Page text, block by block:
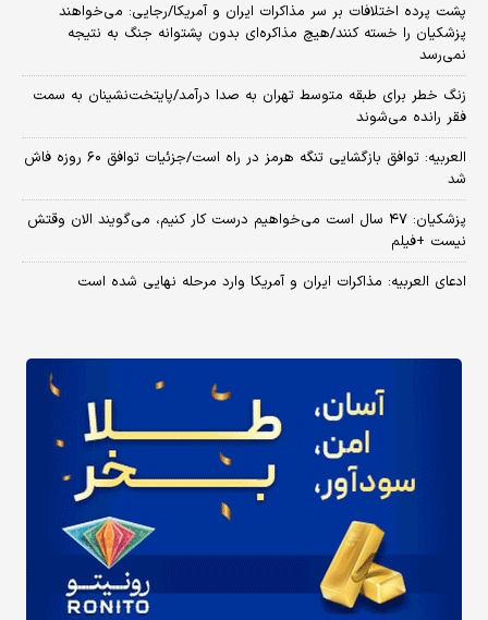
پشت پرده اختلافات بر سر مذاکرات ایران و آمریکا/رجایی: می‌خواهند
پزشکیان را خسته کنند/هیچ مذاکره‌ای بدون پشتوانه جنگ به نتیجه
نمی‌رسد
زنگ خطر برای طبقه متوسط تهران به صدا درآمد/پایتخت‌نشینان به سمت
فقر رانده می‌شوند
العربیه: توافق بازگشایی تنگه هرمز در راه است/جزئیات توافق ۶۰ روزه فاش
شد
پزشکیان: ۴۷ سال است می‌خواهیم درست کار کنیم، می‌گویند الان وقتش
نیست +فیلم
ادعای العربیه: مذاکرات ایران و آمریکا وارد مرحله نهایی شده است